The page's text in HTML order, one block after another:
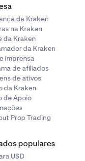
da Kraken
na Kraken
da Kraken
da Kraken
imprensa
de afiliados
de ativos
da Kraken
de Apoio
Prop Trading
populares
USD